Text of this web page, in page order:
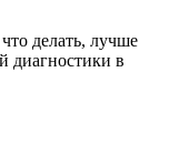
делать, лучше
диагностики в